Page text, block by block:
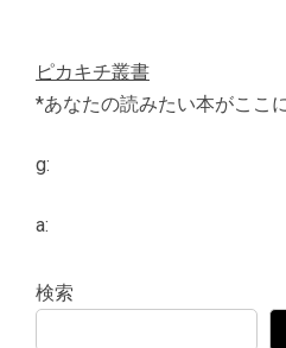
ピカキチ叢書
*あなたの読みたい本がここ
g:
a:
検索